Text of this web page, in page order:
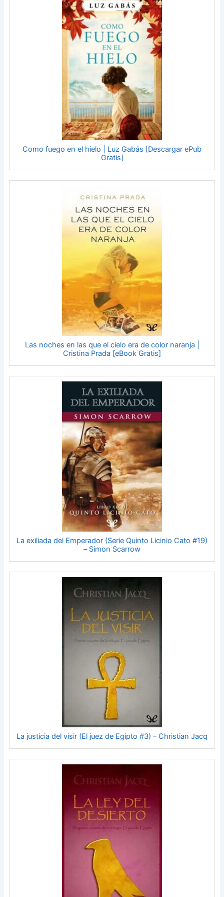
Como fuego en el hielo | Luz Gabás [Descargar ePub
Gratis]
Las noches en las que el cielo era de color naranja |
Cristina Prada [eBook Gratis]
La exiliada del Emperador (Serie Quinto Licinio Cato #19)
– Simon Scarrow
La justicia del visir (El juez de Egipto #3) – Christian Jacq